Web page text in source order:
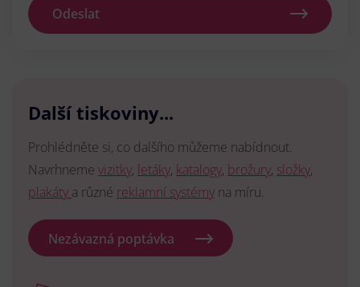
Odeslat
Další tiskoviny...
Prohlédněte si, co dalšího můžeme nabídnout.
Navrhneme vizitky, letáky, katalogy, brožury, složky,
plakáty a různé reklamní systémy na míru.
Nezávazná poptávka